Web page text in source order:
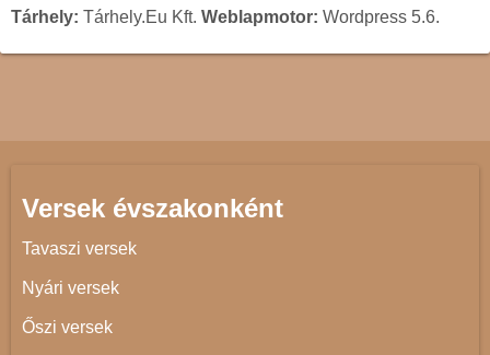
Tárhely: Tárhely.Eu Kft. Weblapmotor: Wordpress 5.6.
Versek évszakonként
Tavaszi versek
Nyári versek
Őszi versek